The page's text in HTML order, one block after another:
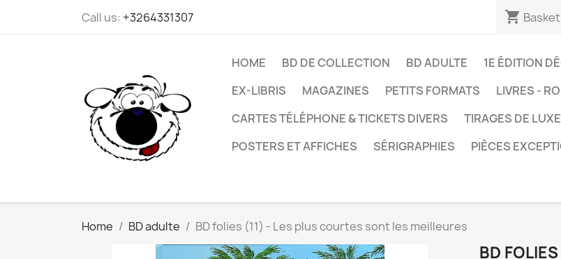
Call us: +3264331307 shopping_cart Basket
HOME BD DE COLLECTION BD ADULTE 1E ÉDITION
EX-LIBRIS
MAGAZINES PETITS FORMATS LIVRES -
CARTES TÉLÉPHONE & TICKETS DIVERS
TIRAGES DE LUXE
POSTERS ET AFFICHES
SÉRIGRAPHIES PIÈCES
Home BD adulte BD folies (11) - Les plus courtes sont les meilleures
BD